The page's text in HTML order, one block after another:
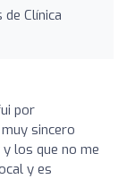
Clínica
por
sincero
los que no me
y es